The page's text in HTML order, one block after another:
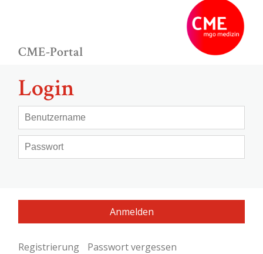
CME-Portal
Login
Registrierung Passwort vergessen